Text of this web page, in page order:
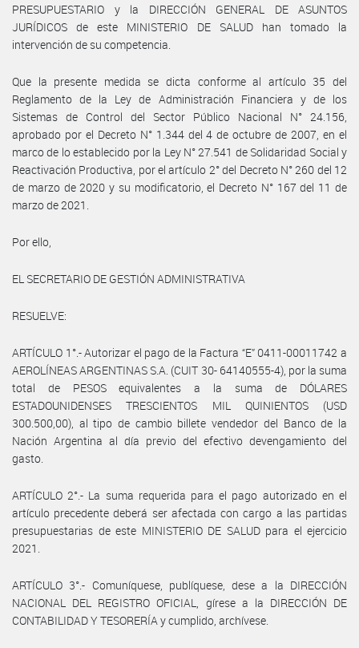
PRESUPUESTARIO y la DIRECCIÓN GENERAL DE ASUNTOS
JURÍDICOS de este MINISTERIO DE SALUD han tomado la
intervención de su competencia.
Que la presente medida se dicta conforme al artículo 35 del
Reglamento de la Ley de Administración Financiera y de los
Sistemas de Control del Sector Público Nacional N° 24.156,
aprobado por el Decreto N° 1.344 del 4 de octubre de 2007, en el
marco de lo establecido por la Ley N° 27.541 de Solidaridad Social y
Reactivación Productiva, por el artículo 2° del Decreto N° 260 del 12
de marzo de 2020 y su modificatorio, el Decreto N° 167 del 11 de
marzo de 2021.
Por ello,
EL SECRETARIO DE GESTIÓN ADMINISTRATIVA
RESUELVE:
ARTÍCULO 1°.- Autorizar el pago de la Factura “E” 0411-00011742 a
AEROLÍNEAS ARGENTINAS S.A. (CUIT 30- 64140555-4), por la suma
total de PESOS equivalentes a la suma de DÓLARES
ESTADOUNIDENSES TRESCIENTOS MIL QUINIENTOS (USD
300.500,00), al tipo de cambio billete vendedor del Banco de la
Nación Argentina al día previo del efectivo devengamiento del
gasto.
ARTÍCULO 2°.- La suma requerida para el pago autorizado en el
artículo precedente deberá ser afectada con cargo a las partidas
presupuestarias de este MINISTERIO DE SALUD para el ejercicio
2021.
ARTÍCULO 3°.- Comuníquese, publíquese, dese a la DIRECCIÓN
NACIONAL DEL REGISTRO OFICIAL, gírese a la DIRECCIÓN DE
CONTABILIDAD Y TESORERÍA y cumplido, archívese.